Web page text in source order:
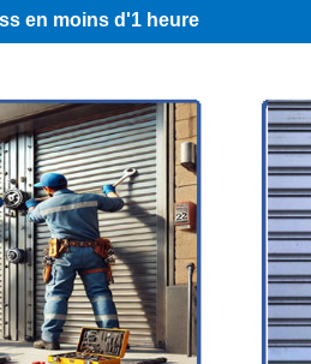
en moins d'1 heure